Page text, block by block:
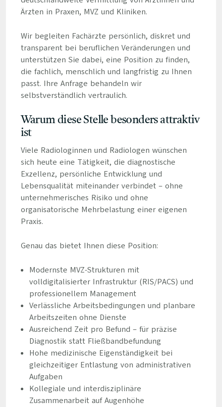
Ärzten in Praxen, MVZ und Kliniken.
Wir begleiten Fachärzte persönlich, diskret und
transparent bei beruflichen Veränderungen und
unterstützen Sie dabei, eine Position zu finden,
die fachlich, menschlich und langfristig zu Ihnen
passt. Ihre Anfrage behandeln wir
selbstverständlich vertraulich.
Warum diese Stelle besonders attraktiv
ist
Viele Radiologinnen und Radiologen wünschen
sich heute eine Tätigkeit, die diagnostische
Exzellenz, persönliche Entwicklung und
Lebensqualität miteinander verbindet – ohne
unternehmerisches Risiko und ohne
organisatorische Mehrbelastung einer eigenen
Praxis.
Genau das bietet Ihnen diese Position:
Modernste MVZ-Strukturen mit
volldigitalisierter Infrastruktur (RIS/PACS) und
professionellem Management
Verlässliche Arbeitsbedingungen und planbare
Arbeitszeiten ohne Dienste
Ausreichend Zeit pro Befund – für präzise
Diagnostik statt Fließbandbefundung
Hohe medizinische Eigenständigkeit bei
gleichzeitiger Entlastung von administrativen
Aufgaben
Kollegiale und interdisziplinäre
Zusammenarbeit auf Augenhöhe